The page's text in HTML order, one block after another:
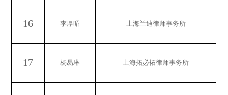
16 李厚昭 上海兰迪律师事务所
17 杨易琳 上海拓必拓律师事务所